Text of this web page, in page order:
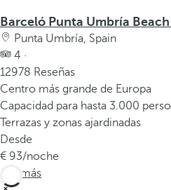
n
t
e
.
Barceló Punta Umbría
Punta Umbría, Spain
4 ·
12978 Reseñas
Centro más grande de Europa
Capacidad para hasta 3.000
Terrazas y zonas ajardinadas
Desde
93/noche
Ver más